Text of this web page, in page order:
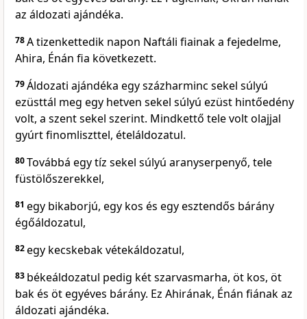
az áldozati ajándéka.
78A tizenkettedik napon Naftáli fiainak a fejedelme,
Ahira, Énán fia következett.
79Áldozati ajándéka egy százharminc sekel súlyú
ezüsttál meg egy hetven sekel súlyú ezüst hintőedény
volt, a szent sekel szerint. Mindkettő tele volt olajjal
gyúrt finomliszttel, ételáldozatul.
80Továbbá egy tíz sekel súlyú aranyserpenyő, tele
füstölőszerekkel,
81 egy bikaborjú, egy kos és egy esztendős bárány
égőáldozatul,
82egy kecskebak vétekáldozatul,
83 békeáldozatul pedig két szarvasmarha, öt kos, öt
bak és öt egyéves bárány. Ez Ahirának, Énán fiának az
áldozati ajándéka.